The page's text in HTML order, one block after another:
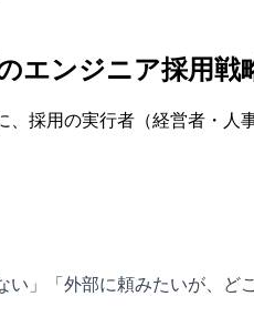
エンジニア採用
採用の実行者（経営者・
い」「外部に頼みたいが、